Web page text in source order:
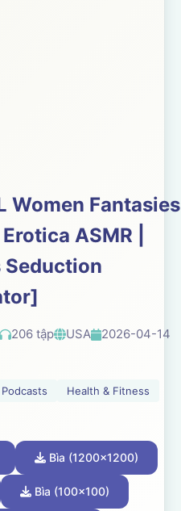
Women Fantasies
ASMR |
Seduction
206 tập USA
2026-04-14
Podcasts
Health & Fitness
Bìa (1200x1200)
Bìa (100x100)